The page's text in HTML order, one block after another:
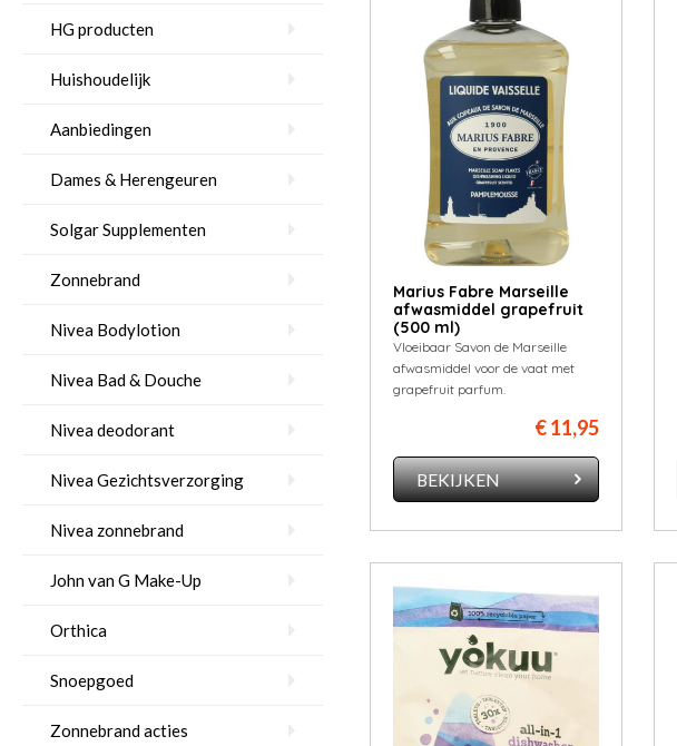
HG producten
Huishoudelijk
Aanbiedingen
Dames & Herengeuren
Solgar Supplementen
Zonnebrand
Nivea Bodylotion
Nivea Bad & Douche
Nivea deodorant
Nivea Gezichtsverzorging
Nivea zonnebrand
John van G Make-Up
Orthica
Snoepgoed
Zonnebrand acties
Marius Fabre Marseille
afwasmiddel grapefruit
(500 ml)
Vloeibaar Savon de Marseille
afwasmiddel voor de vaat met
grapefruit parfum.
€ 11,95
BEKIJKEN